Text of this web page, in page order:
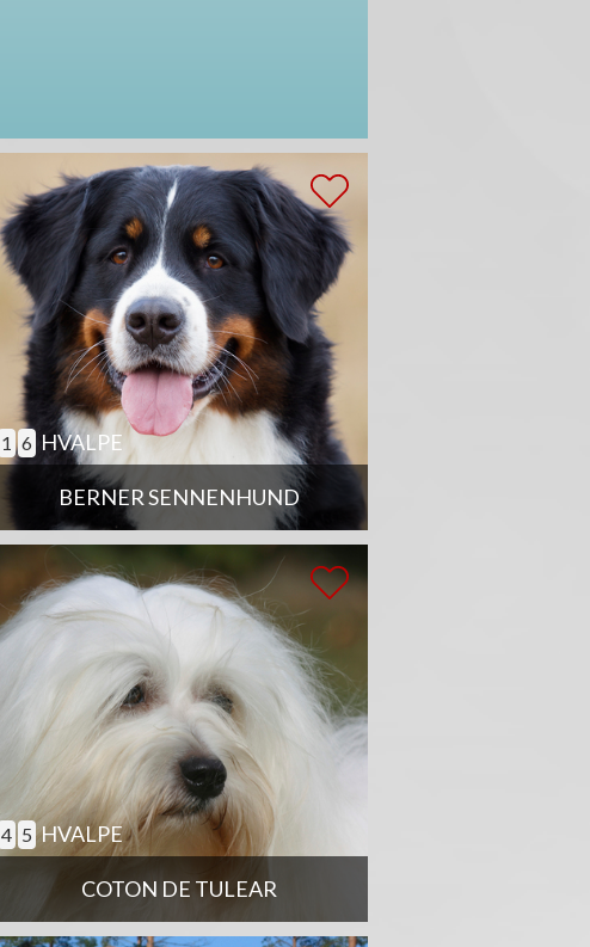
BERNER SENNENHUND
1 6 HVALPE
COTON DE TULEAR
4 5 HVALPE